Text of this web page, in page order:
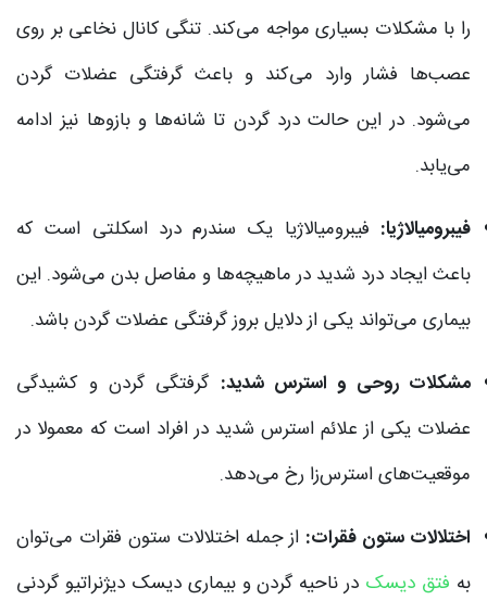
را با مشکلات بسیاری مواجه می‌کند. تنگی کانال نخاعی بر روی
عصب‌ها فشار وارد می‌کند و باعث گرفتگی عضلات گردن
می‌شود. در این حالت درد گردن تا شانه‌ها و بازوها نیز ادامه
می‌یابد.
فیبرومیالاژیا: فیبرومیالاژیا یک سندرم درد اسکلتی است که
باعث ایجاد درد شدید در ماهیچه‌ها و مفاصل بدن می‌شود. این
بیماری می‌تواند یکی از دلایل بروز گرفتگی عضلات گردن باشد.
مشکلات روحی و استرس شدید: گرفتگی گردن و کشیدگی
عضلات یکی از علائم استرس شدید در افراد است که معمولا در
موقعیت‌های استرس‌زا رخ می‌دهد.
اختلالات ستون فقرات: از جمله اختلالات ستون فقرات می‌توان
به فتق دیسک در ناحیه گردن و بیماری دیسک دیژنراتیو گردنی